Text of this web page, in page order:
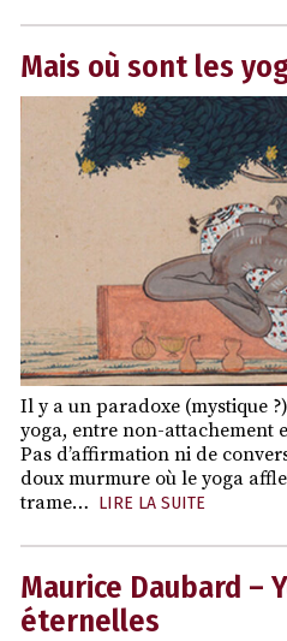
Mais où sont les
Il y a un paradoxe (mystique
yoga, entre non-attachement
Pas d’affirmation ni de
doux murmure où le yoga
trame… LIRE LA SUITE
Maurice Daubard –
éternelles